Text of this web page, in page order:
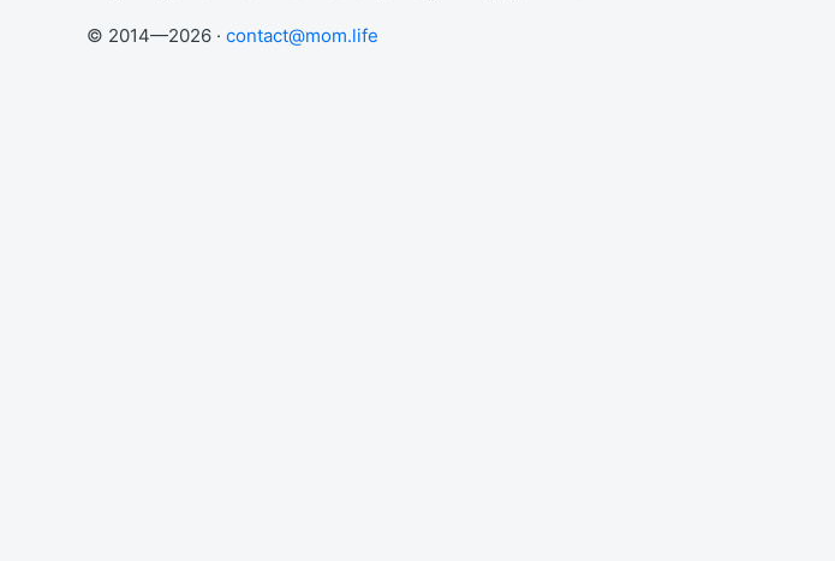
© 2014—2026 · contact@mom.life